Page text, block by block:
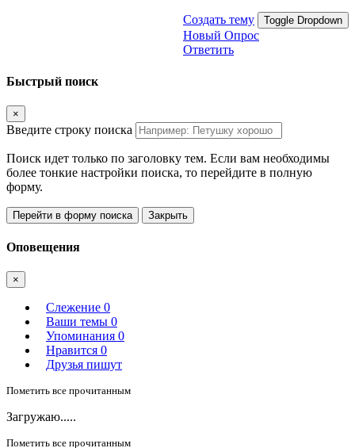
Создать тему Toggle Dropdown
Новый Опрос
Ответить
Быстрый поиск
×
Введите строку поиска
Поиск идет только по заголовку тем. Если вам необходимы
более тонкие настройки поиска, то перейдите в полную
форму.
Перейти в форму поиска Закрыть
Оповещения
×
Слежение 0
Ваши темы 0
Упоминания 0
Нравится 0
Друзья пишут
Пометить все прочитанным
Загружаю.....
Пометить все прочитанным